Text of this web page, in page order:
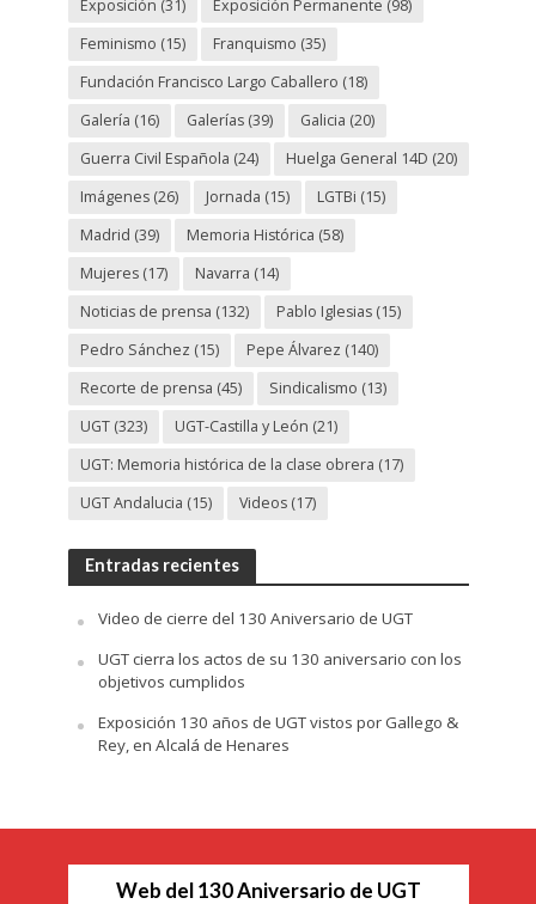
Exposición (31) Exposición Permanente (98)
Feminismo (15) Franquismo (35)
Fundación Francisco Largo Caballero (18)
Galería (16) Galerías(39) Galicia (20)
Guerra Civil Española (24) Huelga General 14D (20)
Imágenes(26) Jornada (15) LGTBi (15)
Madrid (39) Memoria Histórica (58)
Mujeres(17) Navarra (14)
Noticias de prensa (132) Pablo Iglesias(15)
Pedro Sánchez (15) Pepe Álvarez (140)
Recorte de prensa (45) Sindicalismo (13)
UGT(323) UGT-Castilla y León (21)
UGT: Memoria histórica de la clase obrera (17)
UGT Andalucia (15) Videos(17)
Entradas recientes
Video de cierre del 130 Aniversario de UGT
UGT cierra los actos de su 130 aniversario con los
objetivos cumplidos
Exposición 130 años de UGT vistos por Gallego &
Rey, en Alcalá de Henares
Web del 130 Aniversario de UGT